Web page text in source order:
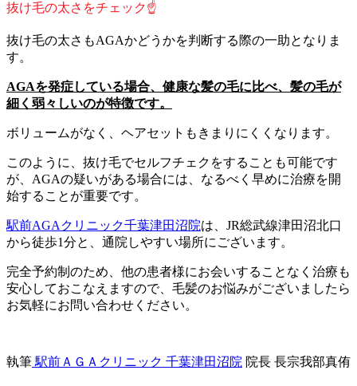
抜け毛の太さをチェック☝
抜け毛の太さもAGAかどうかを判断する際の一助となりま
す。
AGAを発症している場合、健康な髪の毛に比べ、髪の毛が
細く弱々しいのが特徴です。
ボリュームがなく、ヘアセットもきまりにくくなります。
このように、抜け毛でセルフチェクをすることも可能です
が、AGAの疑いがある場合には、なるべく早めに治療を開
始することが重要です。
駅前AGAクリニック千葉津田沼院は、JR総武線津田沼北口
から徒歩1分と、通院しやすい場所にございます。
完全予約制のため、他の患者様にお会いすることなく治療も
安心しておこなえますので、毛髪のお悩みがございましたら
お気軽にお問い合わせください。
執筆 駅前ＡＧＡクリニック 千葉津田沼院 院長 長宗我部真侑